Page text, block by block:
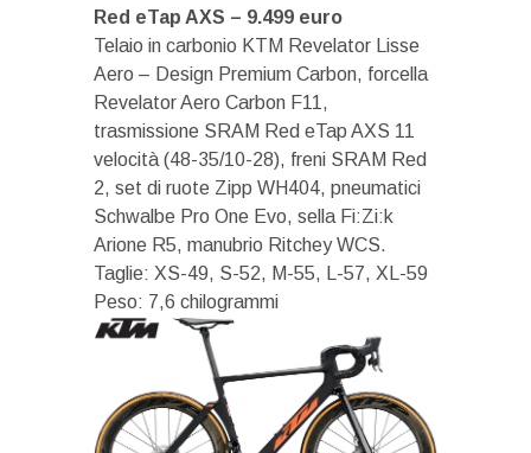
Red eTap AXS – 9.499 euro
Telaio in carbonio KTM Revelator Lisse
Aero – Design Premium Carbon, forcella
Revelator Aero Carbon F11,
trasmissione SRAM Red eTap AXS 11
velocità (48-35/10-28), freni SRAM Red
2, set di ruote Zipp WH404, pneumatici
Schwalbe Pro One Evo, sella Fi:Zi:k
Arione R5, manubrio Ritchey WCS.
Taglie: XS-49, S-52, M-55, L-57, XL-59
Peso: 7,6 chilogrammi